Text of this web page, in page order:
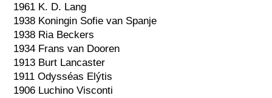
1961 K. D. Lang
1938 Koningin Sofie van Spanje
1938 Ria Beckers
1934 Frans van Dooren
1913 Burt Lancaster
1911 Odysséas Elýtis
1906 Luchino Visconti